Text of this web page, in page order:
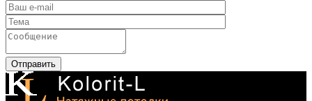
Отправить